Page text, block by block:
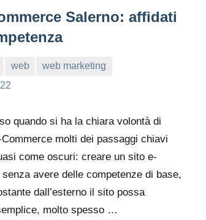
Salerno: affidati
web
web marketing
quando si ha la chiara volontà di
molti dei passaggi chiavi
come oscuri: creare un sito e-
avere delle competenze di base,
dall’esterno il sito possa
molto spesso …